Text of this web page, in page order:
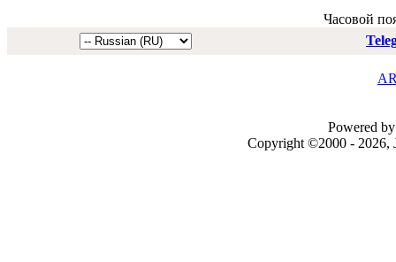
Часовой
Powered
Copyright ©2000 - 2026,